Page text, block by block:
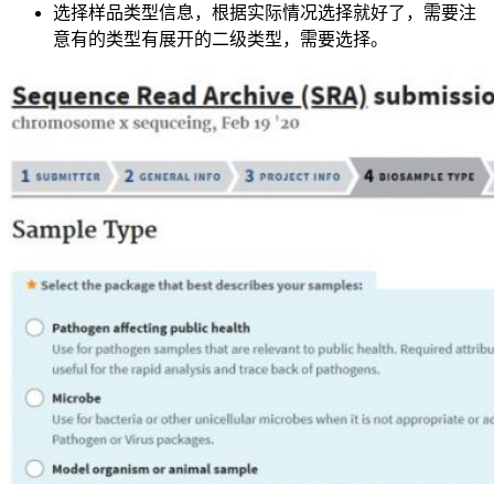
选择样品类型信息，根据实际情况选择就好了，需要注
意有的类型有展开的二级类型，需要选择。